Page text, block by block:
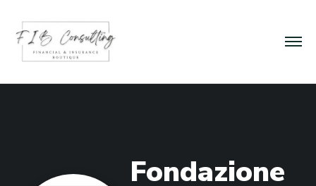
Fondazione